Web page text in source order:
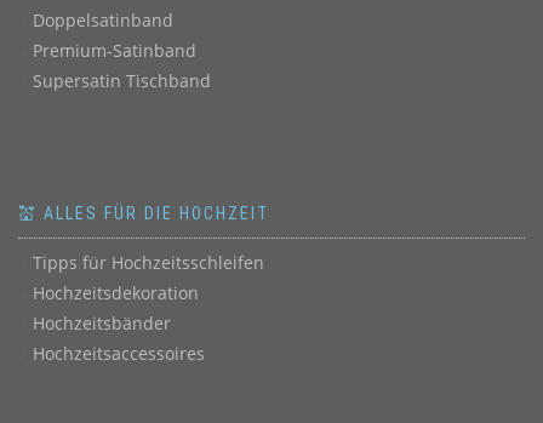
Doppelsatinband
Premium-Satinband
Supersatin Tischband
💒 ALLES FÜR DIE HOCHZEIT
Tipps für Hochzeitsschleifen
Hochzeitsdekoration
Hochzeitsbänder
Hochzeitsaccessoires